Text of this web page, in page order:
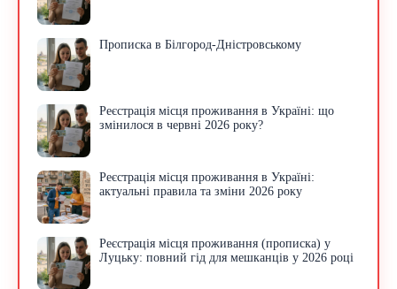
Прописка в Білгород-Дністровському
Реєстрація місця проживання в Україні: що
змінилося в червні 2026 року?
Реєстрація місця проживання в Україні:
актуальні правила та зміни 2026 року
Реєстрація місця проживання (прописка) у
Луцьку: повний гід для мешканців у 2026 році